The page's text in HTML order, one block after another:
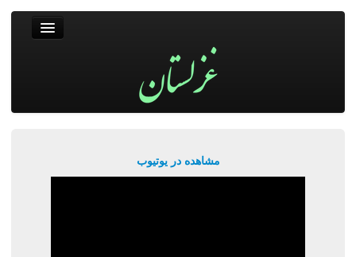
مشاهده در یوتیوب